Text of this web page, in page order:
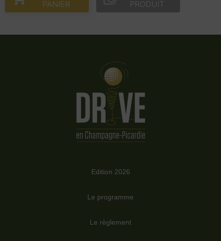
PANIER
PRODUIT
Edition 2026
Le programme
Le règlement